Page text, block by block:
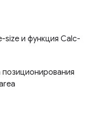
size и функция Calc-